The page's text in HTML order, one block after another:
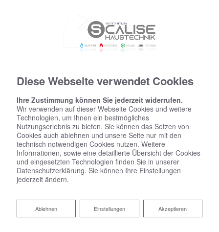
Diese Webseite verwendet Cookies
Ihre Zustimmung können Sie jederzeit widerrufen.
Wir verwenden auf dieser Webseite Cookies und weitere
Technologien, um Ihnen ein bestmögliches
Nutzungserlebnis zu bieten. Sie können das Setzen von
Cookies auch ablehnen und unsere Seite nur mit den
technisch notwendigen Cookies nutzen. Weitere
Informationen, sowie eine detaillierte Übersicht der Cookies
und eingesetzten Technologien finden Sie in unserer
Datenschutzerklärung. Sie können Ihre Einstellungen
jederzeit ändern.
Akzeptieren
Einstellungen
Ablehnen
Ablehnen